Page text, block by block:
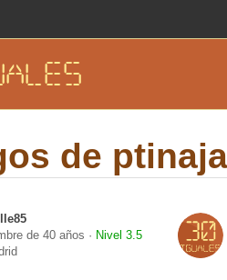
de
de 40 años · Nivel 3.5